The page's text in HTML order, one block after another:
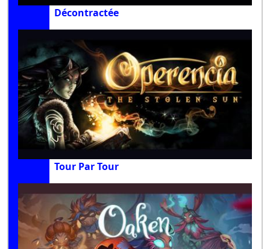
Décontractée
Tour Par Tour